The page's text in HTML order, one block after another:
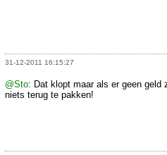
31-12-2011 16:15:27
@Sto: Dat klopt maar als er geen geld
niets terug te pakken!